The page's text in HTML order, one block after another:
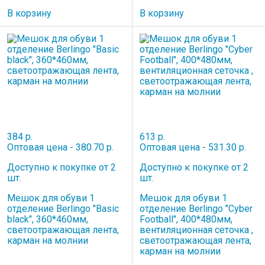
В корзину
В корзину
384 р.
Оптовая цена - 380.70 р.
Доступно к покупке от 2
шт.
Мешок для обуви 1
отделение Berlingo "Basic
black", 360*460мм,
светоотражающая лента,
карман на молнии
613 р.
Оптовая цена - 531.30 р.
Доступно к покупке от 2
шт.
Мешок для обуви 1
отделение Berlingo "Cyber
Football", 400*480мм,
вентиляционная сеточка ,
светоотражающая лента,
карман на молнии